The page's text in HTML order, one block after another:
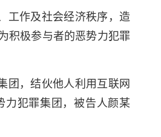
工作及社会经济秩序，造
积极参与者的恶势力犯罪
团，结伙他人利用互联网
力犯罪集团，被告人颜某